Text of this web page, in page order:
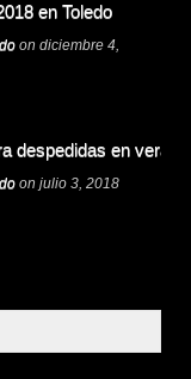
en Toledo
on diciembre 4,
despedidas en verano
on julio 3, 2018